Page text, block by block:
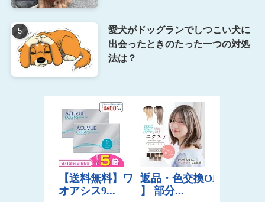
愛犬がドッグランでしつこい犬に
出会ったときのたった一つの対処
法は？